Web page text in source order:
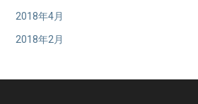
2018年4月
2018年2月